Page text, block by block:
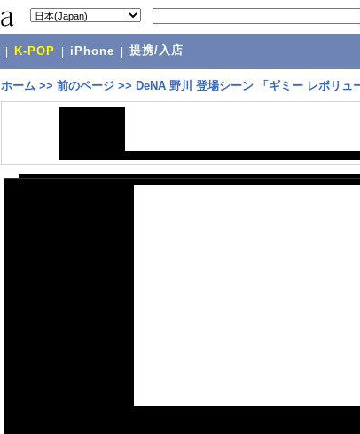
K-POP iPhone 提携/入店
ホーム >> 前のページ >> DeNA 野川 登場シーン 「ギミー レボリュ